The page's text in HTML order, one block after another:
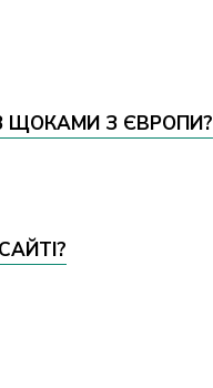
ЩОКАМИ З ЄВРОПИ?